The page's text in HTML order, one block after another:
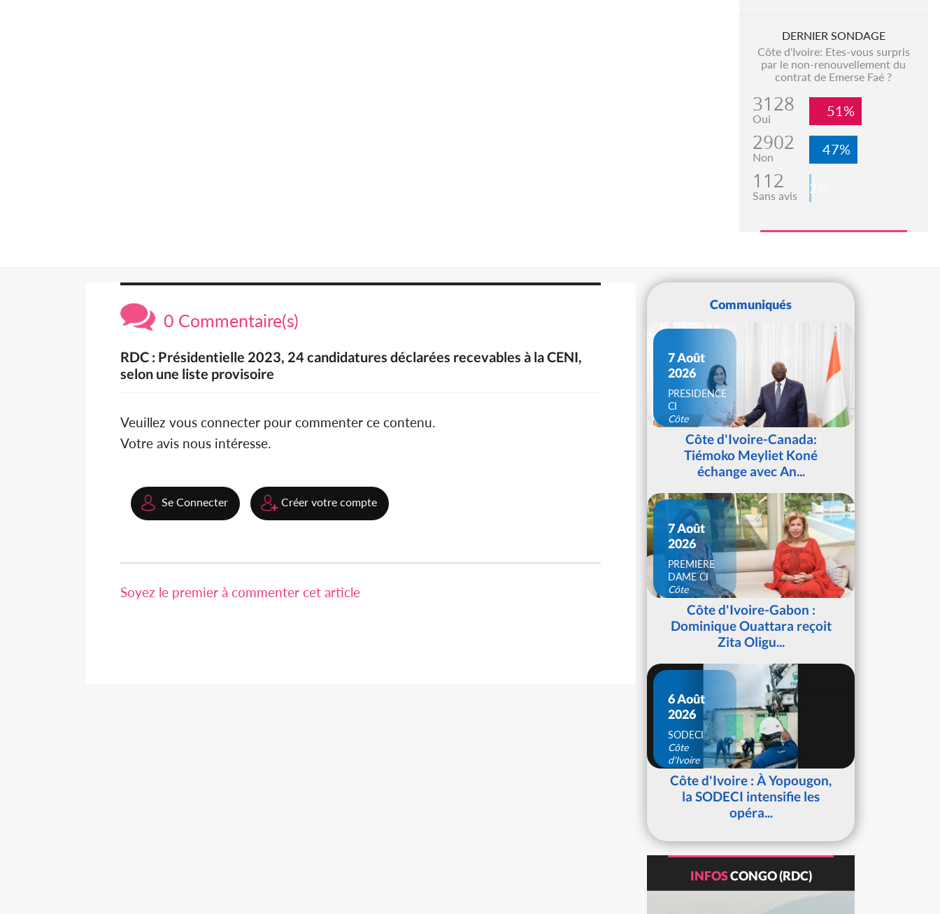
DERNIER SONDAGE
Côte d'Ivoire: Etes-vous surpris
par le non-renouvellement du
contrat de Emerse Faé ?
3128
Oui 51%
2902
Non 47%
112
Sans avis 2%
0 Commentaire(s)
RDC : Présidentielle 2023, 24 candidatures déclarées recevables à la CENI,
selon une liste provisoire
Veuillez vous connecter pour commenter ce contenu.
Votre avis nous intéresse.
Se Connecter Créer votre compte
Soyez le premier à commenter cet article
Communiqués
7 Août
2026
PRESIDENCE
CI
Côte
d'IvoireCôte d'Ivoire-Canada:
Tiémoko Meyliet Koné
échange avec An...
7 Août
2026
PREMIERE
DAME CI
Côte
d'IvoireCôte d'Ivoire-Gabon :
Dominique Ouattara reçoit
Zita Oligu...
6 Août
2026
SODECI
Côte
d'Ivoire
Côte d'Ivoire : À Yopougon,
la SODECI intensifie les
opéra...
INFOSCONGO (RDC)